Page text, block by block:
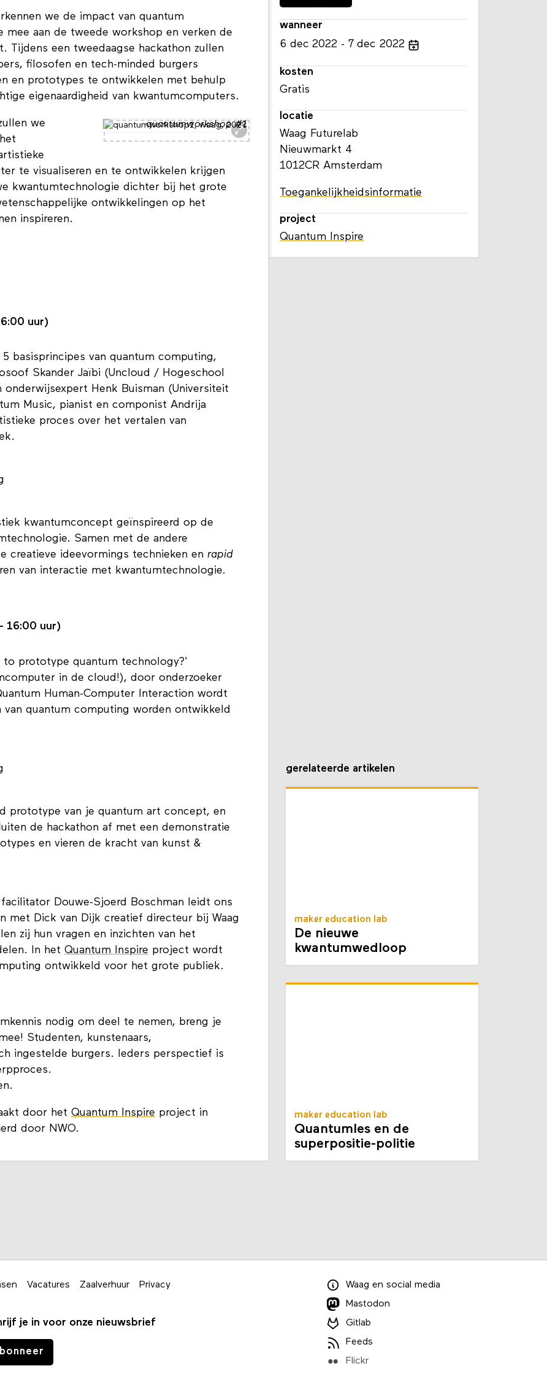
we de impact van quantum
mee aan de tweede workshop en verken de
Tijdens een tweedaagse hackathon zullen
filosofen en tech-minded burgers
en prototypes te ontwikkelen met behulp
eigenaardigheid van kwantumcomputers.
quantumworkshop #1
we
te visualiseren en te ontwikkelen krijgen
kwantumtechnologie dichter bij het grote
ontwikkelingen op het
inspireren.
uur)
basisprincipes van quantum computing,
Skander Jaïbi (Uncloud / Hogeschool
Henk Buisman (Universiteit
Music, pianist en componist Andrija
proces over het vertalen van
kwantumconcept geïnspireerd op de
Samen met de andere
creatieve ideevormings technieken en rapid
van interactie met kwantumtechnologie.
16:00 uur)
to prototype quantum technology?'
in de cloud!), door onderzoeker
Human-Computer Interaction wordt
quantum computing worden ontwikkeld
prototype van je quantum art concept, en
de hackathon af met een demonstratie
en vieren de kracht van kunst &
Douwe-Sjoerd Boschman leidt ons
met Dick van Dijk creatief directeur bij Waag
zij hun vragen en inzichten van het
In het Quantum Inspire project wordt
ontwikkeld voor het grote publiek.
nodig om deel te nemen, breng je
Studenten, kunstenaars,
ingestelde burgers. Ieders perspectief is
door het Quantum Inspire project in
door NWO.
wanneer
6 dec 2022 7 dec 2022
kosten
Gratis
locatie
Waag Futurelab
Nieuwmarkt 4
1012CR Amsterdam
Toegankelijkheidsinformatie
project
Quantum Inspire
gerelateerde artikelen
maker education lab
De nieuwe
kwantumwedloop
maker education lab
Quantumles en de
superpositie-politie
Vacatures Zaalverhuur Privacy
je in voor onze nieuwsbrief
Waag en social media
Mastodon
Gitlab
Feeds
Flickr